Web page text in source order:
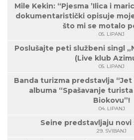
Mile Kekin: “Pjesma ’Ilica i
dokumentaristički opisuje
što mi se motalo
05. LIPANJ
Poslušajte peti službeni singl
(Live klub
05. LIPANJ
Banda turizma predstavlja “Jet
albuma “Spašavanje
Biokovu”!
04. LIPANJ
Seine predstavljaju novi
29. SVIBANJ